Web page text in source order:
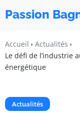
Passion
Accueil
Actualités
Le défi de l’industrie
énergétique
Actualités